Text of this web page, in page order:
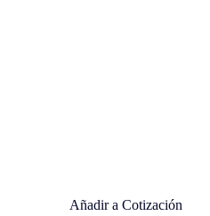
Añadir a Cotización